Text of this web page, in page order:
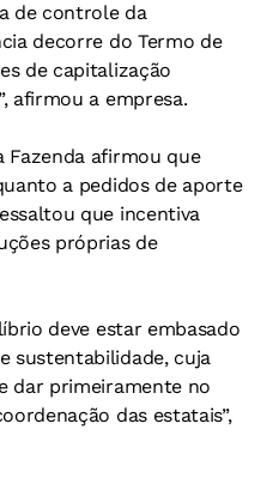
de controle da
decorre do Termo de
de capitalização
afirmou a empresa.
Fazenda afirmou que
a pedidos de aporte
que incentiva
próprias de
deve estar embasado
sustentabilidade, cuja
dar primeiramente no
das estatais”,